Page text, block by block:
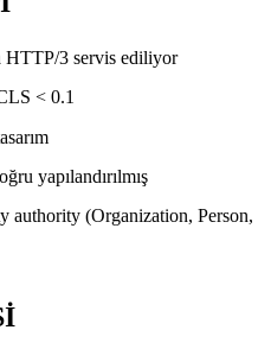
3 servis ediliyor
< 0.1
yapılandırılmış
authority (Organization, Person,